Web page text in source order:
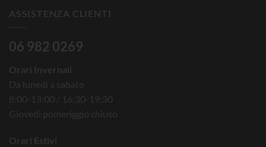
ASSISTENZA CLIENTI
06 982 0269
Orari Invernali
Da lunedì a sabato
8:00-13:00 / 16:30-19:30
Giovedì pomeriggio chiuso
Orari Estivi